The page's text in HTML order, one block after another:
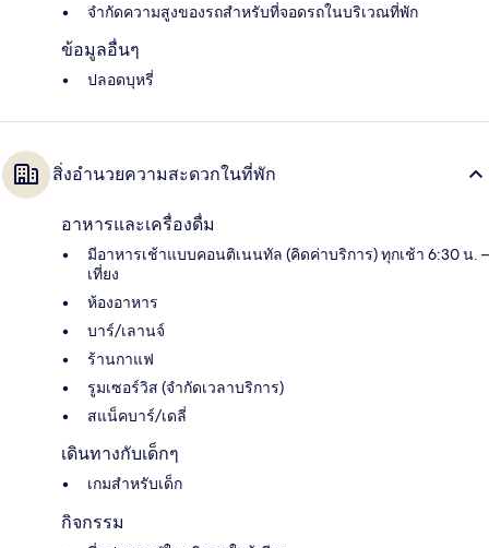
จำกัดความสูงของรถสำหรับที่จอดรถในบริเวณที่พัก
ข้อมูลอื่นๆ
ปลอดบุหรี่
สิ่งอำนวยความสะดวกในที่พัก
อาหารและเครื่องดื่ม
มีอาหารเช้าแบบคอนติเนนทัล (คิดค่าบริการ) ทุกเช้า 6:30 น. –
เที่ยง
ห้องอาหาร
บาร์/เลานจ์
ร้านกาแฟ
รูมเซอร์วิส (จำกัดเวลาบริการ)
สแน็คบาร์/เดลี่
เดินทางกับเด็กๆ
เกมสำหรับเด็ก
กิจกรรม